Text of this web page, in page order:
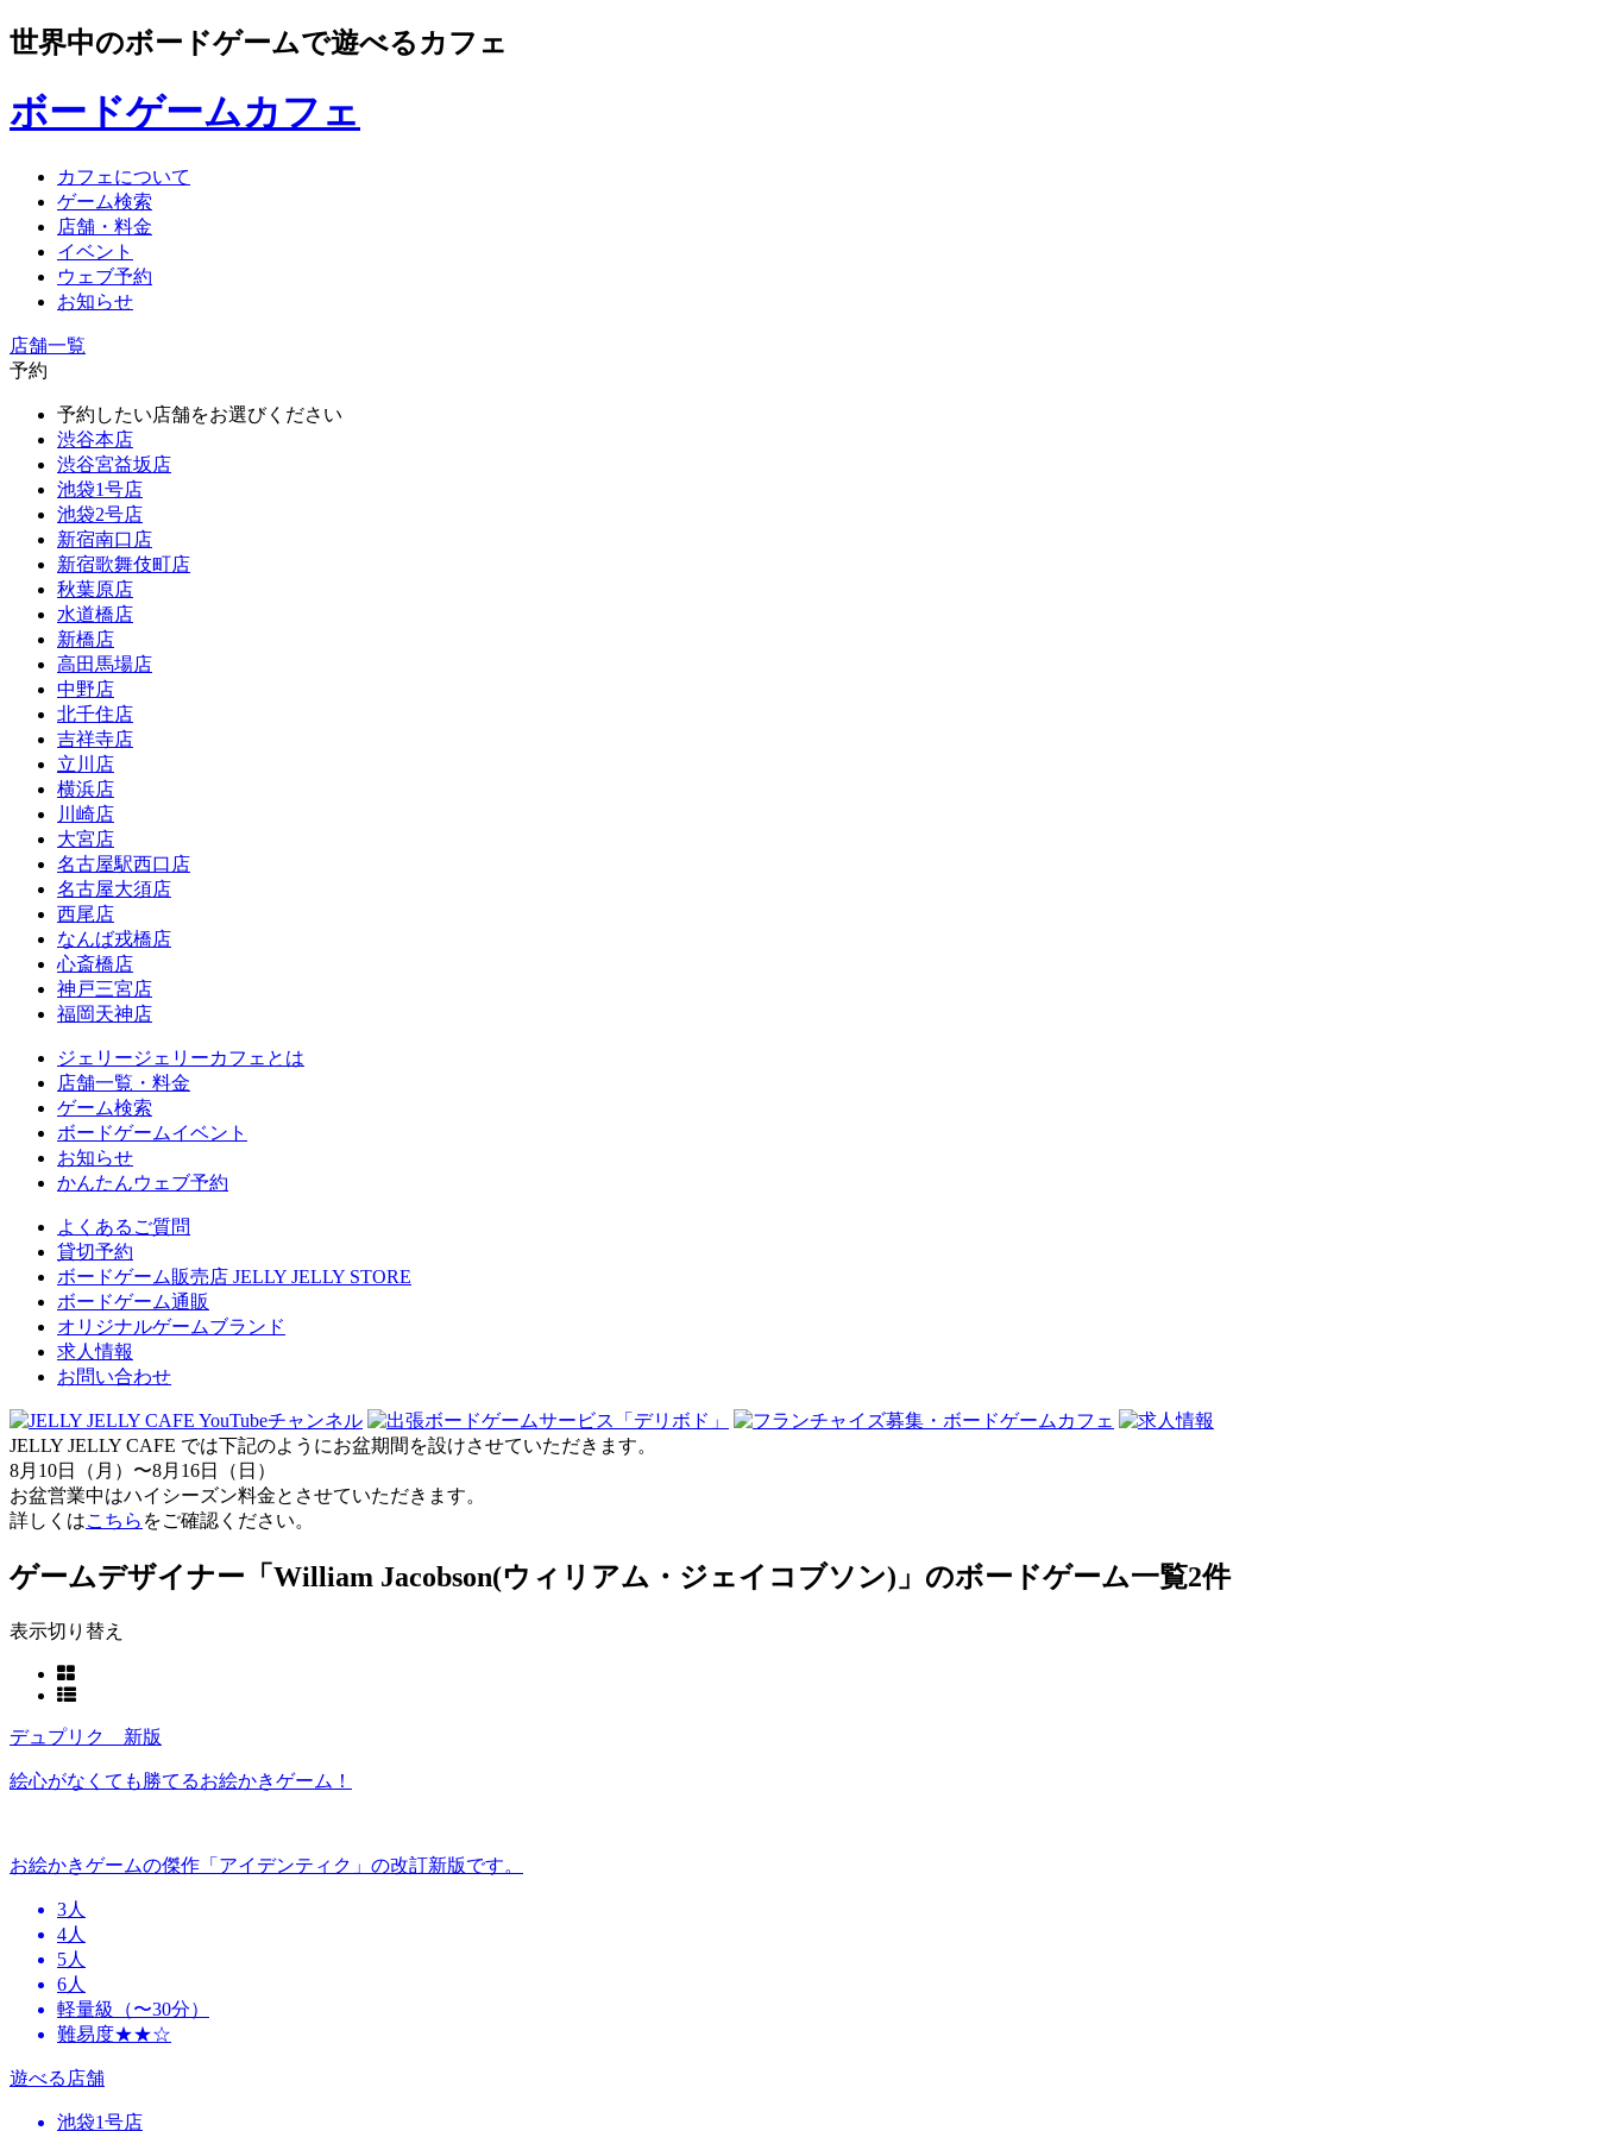
世界中のボードゲームで遊べるカフェ
ボードゲームカフェ
カフェについて
ゲーム検索
店舗・料金
イベント
ウェブ予約
お知らせ
店舗一覧
予約
予約したい店舗をお選びください
渋谷本店
渋谷宮益坂店
池袋1号店
池袋2号店
新宿南口店
新宿歌舞伎町店
秋葉原店
水道橋店
新橋店
高田馬場店
中野店
北千住店
吉祥寺店
立川店
横浜店
川崎店
大宮店
名古屋駅西口店
名古屋大須店
西尾店
なんば戎橋店
心斎橋店
神戸三宮店
福岡天神店
ジェリージェリーカフェとは
店舗一覧・料金
ゲーム検索
ボードゲームイベント
お知らせ
かんたんウェブ予約
よくあるご質問
貸切予約
ボードゲーム販売店 JELLY JELLY STORE
ボードゲーム通販
オリジナルゲームブランド
求人情報
お問い合わせ
JELLY JELLY CAFE では下記のようにお盆期間を設けさせていただきます。
8月10日（月）〜8月16日（日）
お盆営業中はハイシーズン料金とさせていただきます。
詳しくはこちら をご確認ください。
ゲームデザイナー「William Jacobson(ウィリアム・ジェイコブソン)」のボードゲーム一覧2件
表示切り替え
デュプリク 新版
絵心がなくても勝てるお絵かきゲーム！
お絵かきゲームの傑作「アイデンティク」の改訂新版です。
3人
4人
5人
6人
軽量級（〜30分）
難易度★★☆
遊べる店舗
池袋1号店